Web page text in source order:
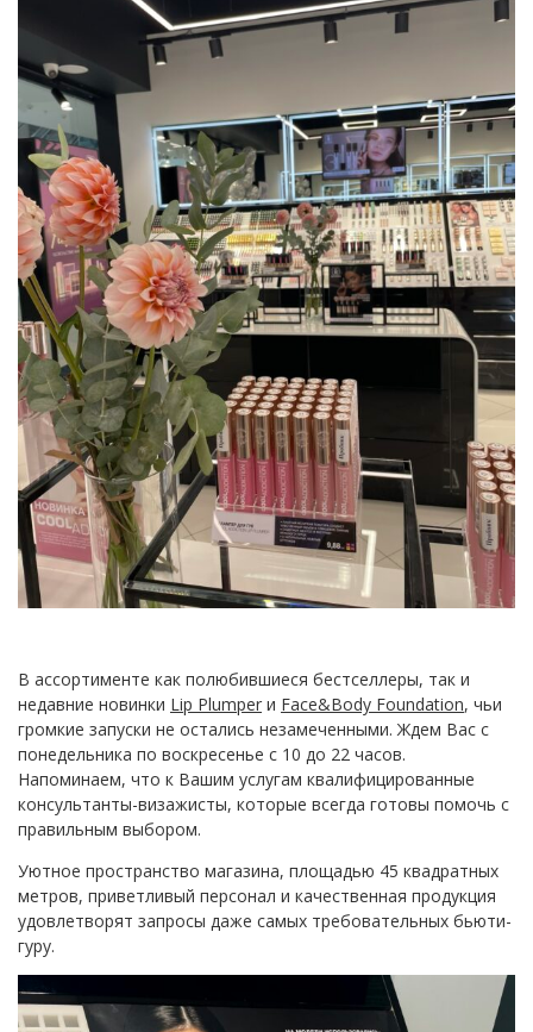
В ассортименте как полюбившиеся бестселлеры, так и
недавние новинки Lip Plumper и Face&Body Foundation, чьи
громкие запуски не остались незамеченными. Ждем Вас с
понедельника по воскресенье с 10 до 22 часов.
Напоминаем, что к Вашим услугам квалифицированные
консультанты-визажисты, которые всегда готовы помочь с
правильным выбором.
Уютное пространство магазина, площадью 45 квадратных
метров, приветливый персонал и качественная продукция
удовлетворят запросы даже самых требовательных бьюти-
гуру.